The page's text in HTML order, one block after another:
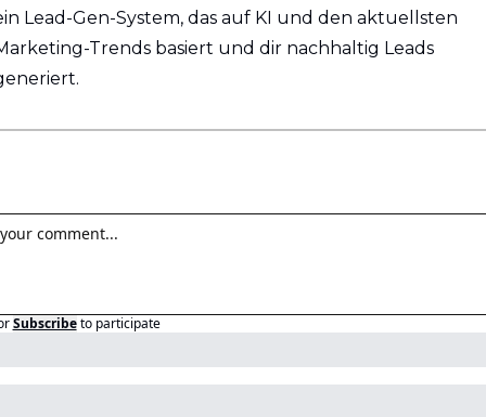
Lead-Gen-System, das auf KI und den aktuellsten
Trends basiert und dir nachhaltig Leads
Subscribe to participate